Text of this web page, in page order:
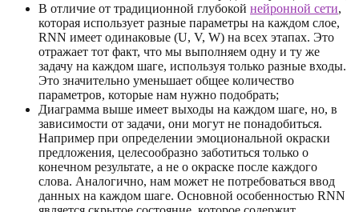
В отличие от традиционной глубокой нейронной сети,
которая использует разные параметры на каждом слое,
RNN имеет одинаковые (U, V, W) на всех этапах. Это
отражает тот факт, что мы выполняем одну и ту же
задачу на каждом шаге, используя только разные входы.
Это значительно уменьшает общее количество
параметров, которые нам нужно подобрать;
Диаграмма выше имеет выходы на каждом шаге, но, в
зависимости от задачи, они могут не понадобиться.
Например при определении эмоциональной окраски
предложения, целесообразно заботиться только о
конечном результате, а не о окраске после каждого
слова. Аналогично, нам может не потребоваться ввод
данных на каждом шаге. Основной особенностью RNN